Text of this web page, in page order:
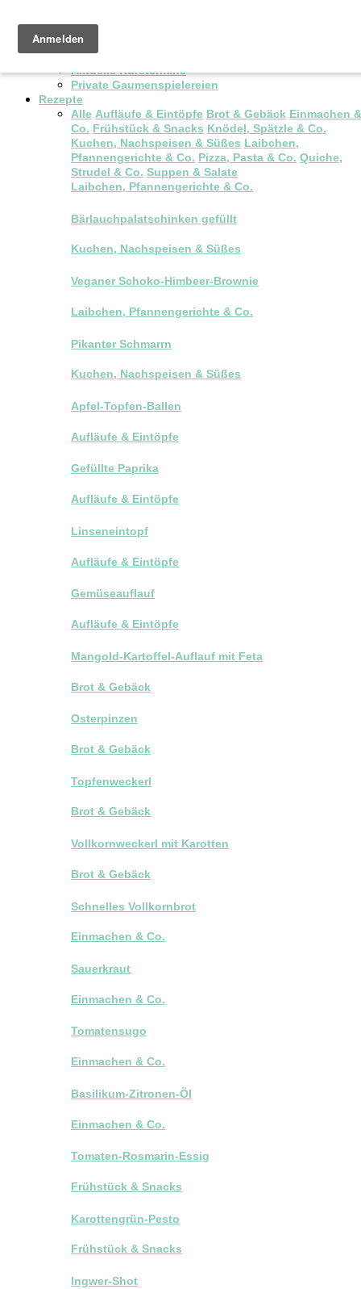
Pop-up Brunch
Kochkurse & Workshops
Aktuelle Kurstermine
Private Gaumenspielereien
Rezepte
Alle Aufläufe & Eintöpfe Brot & Gebäck Einmachen &
Co. Frühstück & Snacks Knödel, Spätzle & Co.
Kuchen, Nachspeisen & Süßes Laibchen,
Pfannengerichte & Co. Pizza, Pasta & Co. Quiche,
Strudel & Co. Suppen & Salate
Laibchen, Pfannengerichte & Co.
Bärlauchpalatschinken gefüllt
Kuchen, Nachspeisen & Süßes
Veganer Schoko-Himbeer-Brownie
Laibchen, Pfannengerichte & Co.
Pikanter Schmarrn
Kuchen, Nachspeisen & Süßes
Apfel-Topfen-Ballen
Aufläufe & Eintöpfe
Gefüllte Paprika
Aufläufe & Eintöpfe
Linseneintopf
Aufläufe & Eintöpfe
Gemüseauflauf
Aufläufe & Eintöpfe
Mangold-Kartoffel-Auflauf mit Feta
Brot & Gebäck
Osterpinzen
Brot & Gebäck
Topfenweckerl
Brot & Gebäck
Vollkornweckerl mit Karotten
Brot & Gebäck
Schnelles Vollkornbrot
Einmachen & Co.
Sauerkraut
Einmachen & Co.
Tomatensugo
Einmachen & Co.
Basilikum-Zitronen-Öl
Einmachen & Co.
Tomaten-Rosmarin-Essig
Frühstück & Snacks
Karottengrün-Pesto
Frühstück & Snacks
Ingwer-Shot